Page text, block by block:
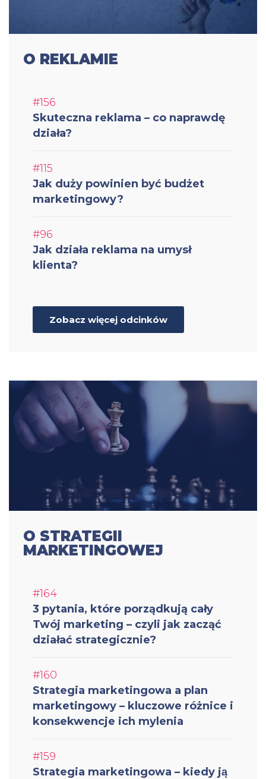
O REKLAMIE
#156
Skuteczna reklama – co naprawdę
działa?
#115
Jak duży powinien być budżet
marketingowy?
#96
Jak działa reklama na umysł
klienta?
Zobacz więcej odcinków
O STRATEGII
MARKETINGOWEJ
#164
3 pytania, które porządkują cały
Twój marketing – czyli jak zacząć
działać strategicznie?
#160
Strategia marketingowa a plan
marketingowy – kluczowe różnice i
konsekwencje ich mylenia
#159
Strategia marketingowa – kiedy ją